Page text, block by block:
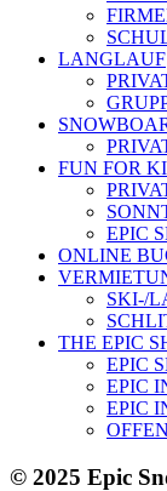
LANGLAUF
FUN FOR
EPIC
ONLINE
SKI-/
THE EPIC
EPIC
EPIC
EPIC
© 2025 Epic